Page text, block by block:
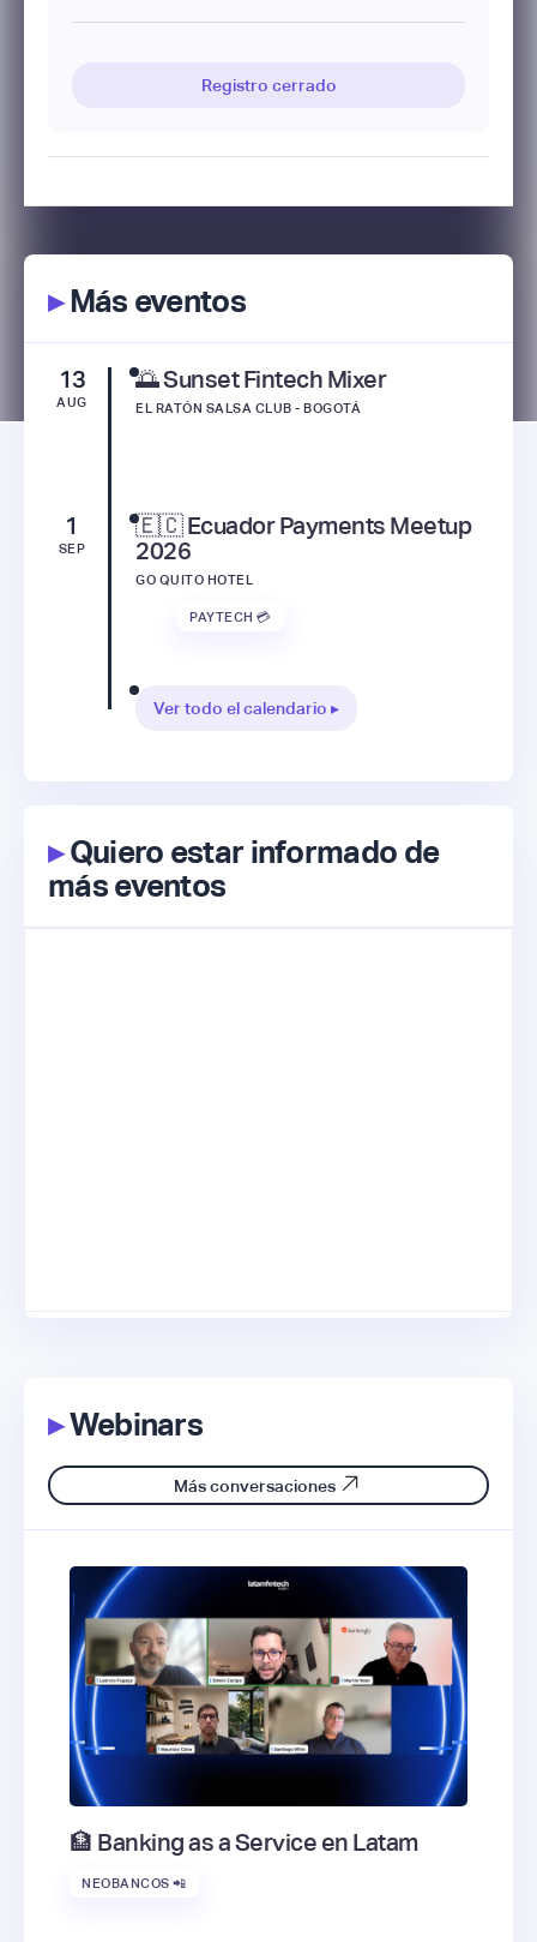
Registro cerrado
▸Más eventos
13
AUG
🌅 Sunset Fintech Mixer
EL RATÓN SALSA CLUB - BOGOTÁ
1
SEP
🇪🇨 Ecuador Payments Meetup
2026
GO QUITO HOTEL
PAYTECH 💳
Ver todo el calendario ▸
▸Quiero estar informado de
más eventos
▸Webinars
Más conversaciones
🏦 Banking as a Service en Latam
NEOBANCOS 📲